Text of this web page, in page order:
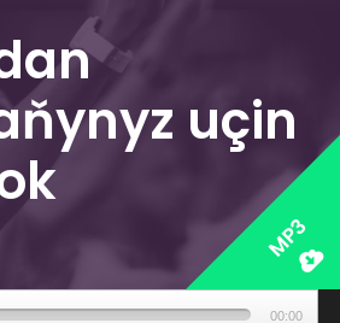
uçin
MP3
00:00